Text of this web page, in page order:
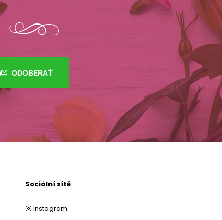
ODOBERAŤ
Sociální sítě
Instagram